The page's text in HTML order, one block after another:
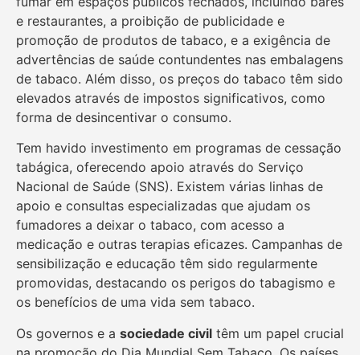
e restaurantes, a proibição de publicidade e
promoção de produtos de tabaco, e a exigência de
advertências de saúde contundentes nas embalagens
de tabaco. Além disso, os preços do tabaco têm sido
elevados através de impostos significativos, como
forma de desincentivar o consumo.
Tem havido investimento em programas de cessação
tabágica, oferecendo apoio através do Serviço
Nacional de Saúde (SNS). Existem várias linhas de
apoio e consultas especializadas que ajudam os
fumadores a deixar o tabaco, com acesso a
medicação e outras terapias eficazes. Campanhas de
sensibilização e educação têm sido regularmente
promovidas, destacando os perigos do tabagismo e
os benefícios de uma vida sem tabaco.
Os governos e a sociedade civil têm um papel crucial